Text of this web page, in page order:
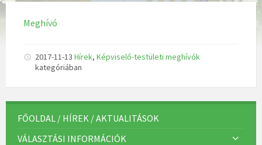
Meghívó
2017-11-13 Hírek, Képviselő-testületi meghívók
kategóriában
FŐOLDAL / HÍREK / AKTUALITÁSOK
VÁLASZTÁSI INFORMÁCIÓK